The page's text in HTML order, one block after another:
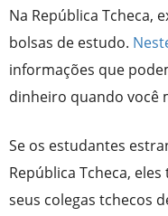
Na República Tcheca,
bolsas de estudo.
informações que
dinheiro quando você
Se os estudantes
República Tcheca,
seus colegas tchecos